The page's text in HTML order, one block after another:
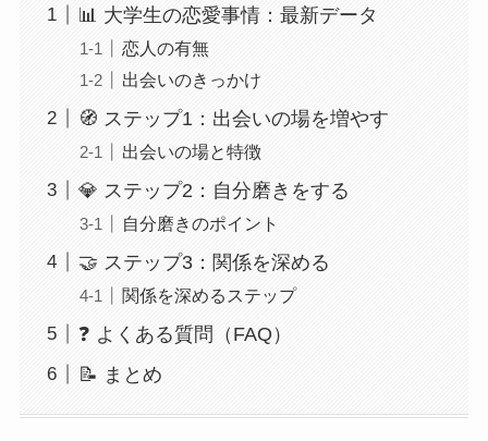
📊 大学生の恋愛事情：最新データ
恋人の有無
出会いのきっかけ
🧭 ステップ1：出会いの場を増やす
出会いの場と特徴
💎 ステップ2：自分磨きをする
自分磨きのポイント
🤝 ステップ3：関係を深める
関係を深めるステップ
❓ よくある質問（FAQ）
📝 まとめ